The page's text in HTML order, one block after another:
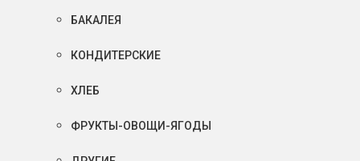
БАКАЛЕЯ
КОНДИТЕРСКИЕ
ХЛЕБ
ФРУКТЫ-ОВОЩИ-ЯГОДЫ